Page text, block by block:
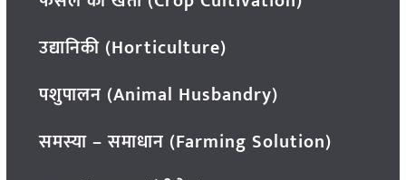
उद्यानिकी (Horticulture)
पशुपालन (Animal Husbandry)
समस्या – समाधान (Farming Solution)